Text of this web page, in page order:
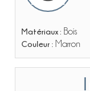
Matériaux : Bois
Couleur : Marron